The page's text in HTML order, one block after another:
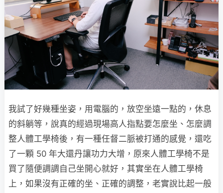
我試了好幾種坐姿，用電腦的，放空坐遠一點的，休息
的斜躺等，說真的經過現場高人指點要怎麼坐、怎麼調
整人體工學椅後，有一種任督二脈被打通的感覺，還吃
了一顆 50 年大還丹讓功力大增，原來人體工學椅不是
買了隨便調調自己坐開心就好，其實坐在人體工學椅
上，如果沒有正確的坐、正確的調整，老實說比起一般